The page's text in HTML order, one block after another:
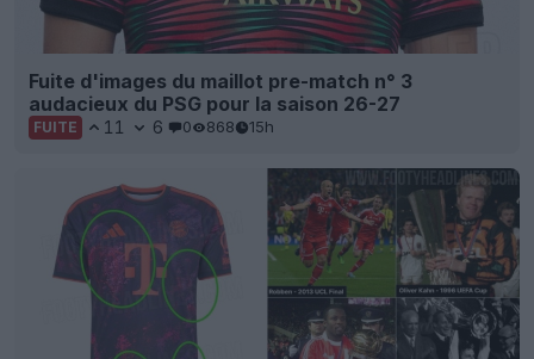
Fuite d'images du maillot pre-match n° 3
audacieux du PSG pour la saison 26-27
FUITE 11 6 0 868 15h